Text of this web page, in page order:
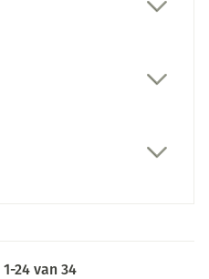
1-24 van 34